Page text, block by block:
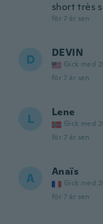
short très
för 7 år sen
D DEVIN
Gick med
för 7 år sen
L Lene
Gick med
för 7 år sen
A Anaïs
Gick med
för 7 år sen